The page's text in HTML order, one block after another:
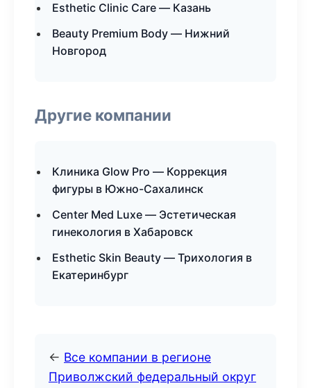
Esthetic Clinic Care — Казань
Beauty Premium Body — Нижний
Новгород
Другие компании
Клиника Glow Pro — Коррекция
фигуры в Южно-Сахалинск
Center Med Luxe — Эстетическая
гинекология в Хабаровск
Esthetic Skin Beauty — Трихология в
Екатеринбург
← Все компании в регионе
Приволжский федеральный округ